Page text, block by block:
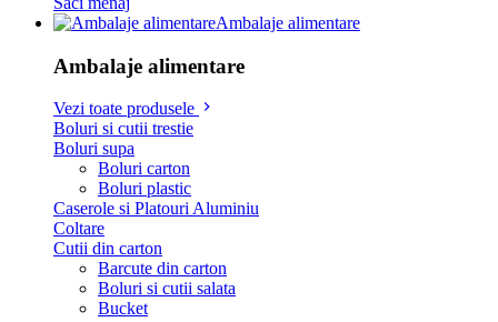
Ambalaje alimentare
Ambalaje alimentare
Vezi toate produsele
Boluri si cutii trestie
Boluri supa
Boluri carton
Boluri plastic
Caserole si Platouri Aluminiu
Coltare
Cutii din carton
Barcute din carton
Boluri si cutii salata
Bucket